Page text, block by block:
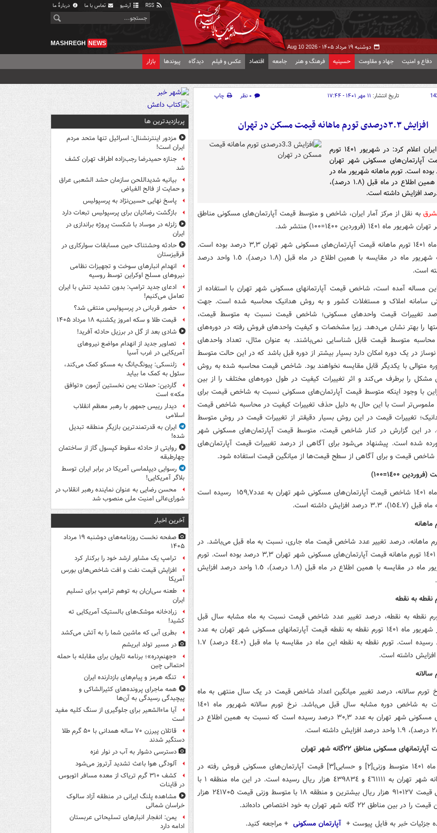
آرشیو تماس با ما دربارهٔ ما
دوشنبه ۱۹ مرداد ۱۴۰۵ - Aug 10 2026
MASHREGH NEWS
دفاع و امنیت جهاد و مقاومت حسینیه فرهنگ و هنر جامعه اقتصاد عکس و فیلم دیدگاه پیوندها بازار
تاریخ انتشار: ۱۱ مهر ۱۴۰۱ - ۱۷:۴۴ ۰ نظر
چاپ
افزایش ۳.۳درصدی تورم ماهانه قیمت مسکن در تهران
مرکز آمار ایران اعلام کرد: در شهریور ١٤٠١ تورم
آپارتمان‌های مسکونی شهر تهران
بوده است. تورم ماهانه شهریور ماه در
مقایسه با همین اطلاع در ماه قبل (١.٨ درصد)،
به نقل از مرکز آمار ایران، شاخص و متوسط قیمت آپارتمان­‌های مسکونی مناطق
در شهریور ماه ١٤٠١ تورم ماهانه قیمت آپارتمان‌های مسکونی شهر تهران ٣,٣ درصد بوده است.
تورم ماهانه شهریور ماه در مقایسه با همین اطلاع در ماه قبل (١.٨ درصد)، ١.٥ واحد درصد
است.
مساله آمده است، شاخص قیمت آپارتمان­های مسکونی شهر تهران با استفاده از
سامانه املاک و مستغلات کشور و به روش هدانیک محاسبه شده است. جهت
تغییرات قیمت واحدهای مسکونی؛ شاخص قیمت نسبت به متوسط قیمت،
را بهتر نشان می­‌دهد. زیرا مشخصات و کیفیت واحدهای فروش رفته در دوره­‌های
متوسط قیمت قابل شناسایی نمی‌باشند. به عنوان مثال، تعداد واحدهای
در یک دوره امکان دارد بسیار بیشتر از دوره قبل باشد که در این حالت متوسط
متوالی با یکدیگر قابل مقایسه نخواهند بود. شاخص قیمت محاسبه شده به روش
مشکل را برطرف می‌کند و اثر تغییرات کیفیت در طول دوره‌های مختلف را از بین
با وجود این­که متوسط قیمت آپارتمان‌های مسکونی نسبت به شاخص قیمت برای
ملموس­‌تر است با این حال به دلیل حذف تغییرات کیفیت در محاسبه شاخص قیمت
تغییرات قیمت در این روش بسیار دقیق­تر از تغییرات قیمت در روش متوسط
این گزارش در کنار شاخص قیمت، متوسط قیمت آپارتمان­‌های مسکونی شهر
شده است. پیشنهاد می‌­شود برای آگاهی از درصد تغییرات قیمت آپارتمان­‌های
شاخص قیمت و برای آگاهی از سطح قیمت­‌ها از میانگین قیمت استفاده شود.
١٤٠٠=١٠٠)
در شهریور ماه ١٤٠١ شاخص قیمت آپارتمان‌های مسکونی شهر تهران به عدد١٥٩,٧ رسیده است
درصد افزایش داشته است.
ماهانه
ماهانه، درصد تغییر عدد شاخص قیمت ماه جاری، نسبت به ماه قبل می‌باشد. در
شهریور ماه ١٤٠١ تورم ماهانه قیمت آپارتمان‌های مسکونی شهر تهران ٣,٣ درصد بوده است. تورم
ماهانه شهریور ماه در مقایسه با همین اطلاع در ماه قبل (١.٨ درصد)، ١.٥ واحد درصد افزایش
نقطه‌ به نقطه
نقطه به نقطه، درصد تغییر عدد شاخص قیمت نسبت به ماه مشابه سال قبل
می‌باشد. در شهریور ماه ١٤٠١ تورم نقطه به نقطه قیمت آپارتمان­های مسکونی شهر تهران به عدد
٤٥,٧ درصد رسیده است. تورم نقطه به نقطه این ماه در مقایسه با ماه قبل (٤٤.٠ درصد) ١.٧
داشته است.
سالانه
تورم سالانه، درصد تغییر میانگین اعداد شاخص قیمت در یک سال منتهی به ماه
جاری، نسبت به شاخص دوره مشابه سال قبل می‌باشد. نرخ تورم سالانه شهریور ماه ١٤٠١
آپارتمان‌های مسکونی شهر تهران به عدد ٣٠,٣ درصد رسیده است که نسبت به همین اطلاع در
مسکونی مناطق ٢٢گانه شهر تهران
در شهریور ماه ١٤٠١ متوسط وزنی[٢] و حسابی[٣] قیمت آپارتمان‌های مسکونی فروش رفته در
مناطق ٢٢گانه شهر تهران به ٤٦١١١١ و ٤٣٩٨٣٤ هزار ریال رسیده است. در این ماه منطقه ١ با
متوسط وزنی قیمت ٩١٠١٢٧ هزار ریال بیشترین و منطقه ١٨ با متوسط وزنی قیمت ٢٤١٧٠٥ هزار
مناطق ٢٢ گانه شهر تهران به خود اختصاص داده‌اند.
جزئیات خبر به فایل پیوست + آپارتمان مسکونی + مراجعه کنید.
پربازدیدترین ها
مزدور اینترنشنال: اسرائیل تنها متحد مردم
ایران است!
جنازه حمیدرضا رجب‌زاده اطراف تهران کشف
شد
بیانیه شدیداللحن سازمان حشد الشعبی عراق
و حمایت از فالح الفیاض
پاسخ نهایی حسین‌نژاد به پرسپولیس
بازگشت رضائیان برای پرسپولیس تبعات دارد
زلزله در موساد با شکست پروژه براندازی در
ایران
حادثه وحشتناک حین مسابقات سوارکاری در
قرقیزستان
انهدام انبارهای سوخت و تجهیزات نظامی
نیروهای مسلح اوکراین توسط روسیه
ادعای جدید ترامپ: بدون تشدید تنش با ایران
تعامل می‌کنیم!
حضور قربانی در پرسپولیس منتفی شد؟
قیمت طلا و سکه امروز یکشنبه ۱۸ مرداد ۱۴۰۵
شادی بعد از گل در برزیل حادثه آفرید!
تصاویر جدید از انهدام مواضع نیروهای
آمریکایی در غرب آسیا
زلنسکی: پیونگ‌یانگ به مسکو کمک می‌کند،
سئول به کمک ما بیاید
گاردین: حملات یمن نخستین آزمون «توافق
مکه» است
دیدار رییس جمهور با رهبر معظم انقلاب
اسلامی
ایران به قدرتمندترین بازیگرِ منطقه تبدیل
شده!
روایتی از حادثه سقوط کپسول گاز از ساختمان
چهارطبقه
رسوایی دیپلماسی آمریکا در برابر ایران توسط
بلاگر آمریکایی!
محسن رضایی به عنوان نماینده رهبر انقلاب در
شورای‌عالی امنیت ملی منصوب شد
آخرین اخبار
صفحه نخست روزنامه‌های دوشنبه ۱۹ مرداد
۱۴۰۵
ترامپ یک مشاور ارشد خود را برکنار کرد
افزایش قیمت نفت و افت شاخص‌های بورس
آمریکا
طعنه سی‌ان‌ان به توهم ترامپ برای تسلیم
ایران
زرادخانه موشک‌های بالستیک آمریکایی ته
کشید!
بطری آبی که ماشین شما را به آتش می‌کشد
در مسیر تولد ابریشم
«جهنم‌دره»؛ برنامه تایوان برای مقابله با حمله
احتمالی چین
تنگه هرمز و پیام‌های بازدارنده ایران
همه ماجرای پرونده‌های کثیرالشاکی و
پیچیدگی رسیدگی به آن‌ها
آیا ماءالشعیر برای جلوگیری از سنگ کلیه مفید
است
قاتلان پیرزن ۷۰ ساله همدانی با ۵۰ گرم طلا
دستگیر شدند
دسترسی دشوار به آب در نوار غزه
آلودگی هوا باعث تشدید آرتروز می‌شود
کشف ۳۱۰ گرم تریاک از معده مسافر اتوبوس
در قاینات
مشاهده پلنگ ایرانی در منطقه آزاد سالوک
خراسان شمالی
یمن: انفجار انبارهای تسلیحاتی عربستان
ادامه دارد